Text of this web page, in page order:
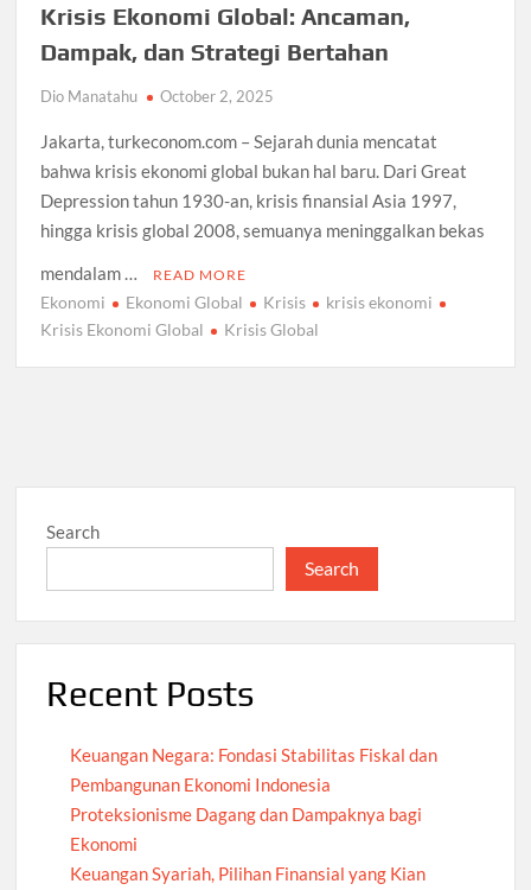
Krisis Ekonomi Global: Ancaman,
Dampak, dan Strategi Bertahan
Dio Manatahu October 2, 2025
Jakarta, turkeconom.com – Sejarah dunia mencatat
bahwa krisis ekonomi global bukan hal baru. Dari Great
Depression tahun 1930-an, krisis finansial Asia 1997,
hingga krisis global 2008, semuanya meninggalkan bekas
mendalam …
READ MORE
Ekonomi Ekonomi Global Krisis
krisis ekonomi
Krisis Ekonomi Global
Krisis Global
Search
Search
Recent Posts
Keuangan Negara: Fondasi Stabilitas Fiskal dan
Pembangunan Ekonomi Indonesia
Proteksionisme Dagang dan Dampaknya bagi
Ekonomi
Keuangan Syariah, Pilihan Finansial yang Kian